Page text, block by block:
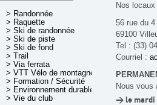
> Randonnée
> Raquette
> Ski de randonnée
> Ski de piste
> Ski de fond
> Trail
> Via ferrata
> VTT Vélo de montagne
> Formation / Sécurité
> Environnement durable
> Vie du club
Nos
56 rue du
69100
Tel : (33)
Courriel :
Nous vous
> le mardi